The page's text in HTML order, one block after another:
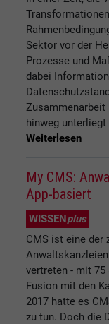
Sektor vor der
Prozesse und
dabei
Zusammenarbeit
hinweg unterliegt
Weiterlesen
My CMS:
App-basiert
WISSENplus
CMS ist eine der
vertreten - mit
Fusion mit den
2017 hatte es
zu tun. Doch die